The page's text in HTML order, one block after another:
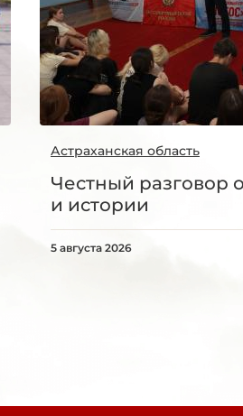
Астраханская область
Честный разговор
и истории
5 августа 2026